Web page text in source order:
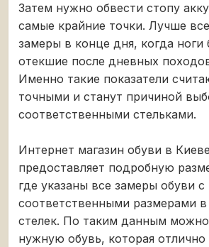
Затем нужно обвести стопу
самые крайние точки. Лучше
замеры в конце дня, когда ноги
отекшие после дневных
Именно такие показатели
точными и станут причиной
соответственными стельками.
Интернет магазин обуви в Киеве
предоставляет подробную
где указаны все замеры обуви с
соответственными размерами
стелек. По таким данным
нужную обувь, которая отлично